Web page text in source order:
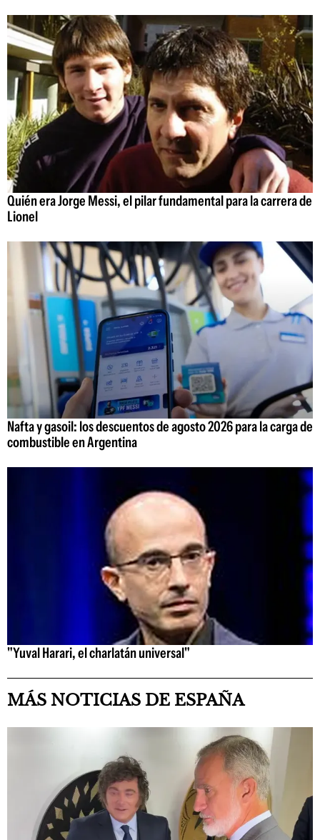
Quién era Jorge Messi, el pilar fundamental para la carrera de
Lionel
Nafta y gasoil: los descuentos de agosto 2026 para la carga de
combustible en Argentina
"Yuval Harari, el charlatán universal"
MÁS NOTICIAS DE ESPAÑA